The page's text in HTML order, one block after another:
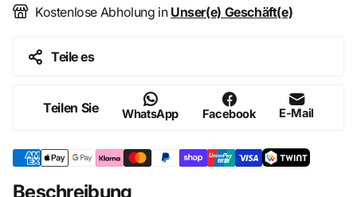
Kostenlose Abholung in Unser(e) Geschäft(e)
Teile es
Teilen Sie WhatsApp Facebook E-Mail
Beschreibung